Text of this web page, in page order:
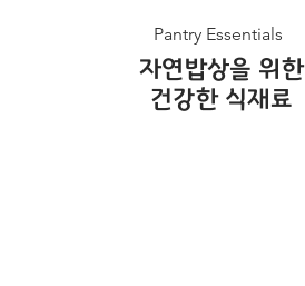
Pantry Essentials
자연밥상을 위한
건강한 식재료